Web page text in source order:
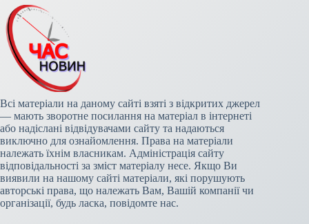
Всі матеріали на даному сайті взяті з відкритих джерел
— мають зворотне посилання на матеріал в інтернеті
або надіслані відвідувачами сайту та надаються
виключно для ознайомлення. Права на матеріали
належать їхнім власникам. Адміністрація сайту
відповідальності за зміст матеріалу несе. Якщо Ви
виявили на нашому сайті матеріали, які порушують
авторські права, що належать Вам, Вашій компанії чи
організації, будь ласка, повідомте нас.